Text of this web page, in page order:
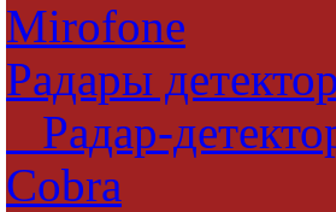
Mirofone
Радары
Радар-
Cobra